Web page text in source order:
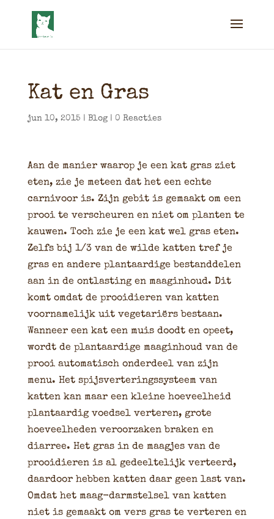
Kat en Gras
jun 10, 2015 | Blog| 0 Reacties
Aan de manier waarop je een kat gras ziet
eten, zie je meteen dat het een echte
carnivoor is. Zijn gebit is gemaakt om een
prooi te verscheuren en niet om planten te
kauwen. Toch zie je een kat wel gras eten.
Zelfs bij 1/3 van de wilde katten tref je
gras en andere plantaardige bestanddelen
aan in de ontlasting en maaginhoud. Dit
komt omdat de prooidieren van katten
voornamelijk uit vegetariërs bestaan.
Wanneer een kat een muis doodt en opeet,
wordt de plantaardige maaginhoud van de
prooi automatisch onderdeel van zijn
menu. Het spijsverteringssysteem van
katten kan maar een kleine hoeveelheid
plantaardig voedsel verteren, grote
hoeveelheden veroorzaken braken en
diarree. Het gras in de maagjes van de
prooidieren is al gedeeltelijk verteerd,
daardoor hebben katten daar geen last van.
Omdat het maag-darmstelsel van katten
niet is gemaakt om vers gras te verteren en